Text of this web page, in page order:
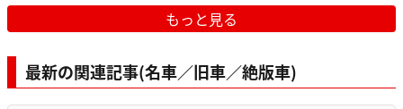
もっと見る
最新の関連記事(名車／旧車／絶版車)